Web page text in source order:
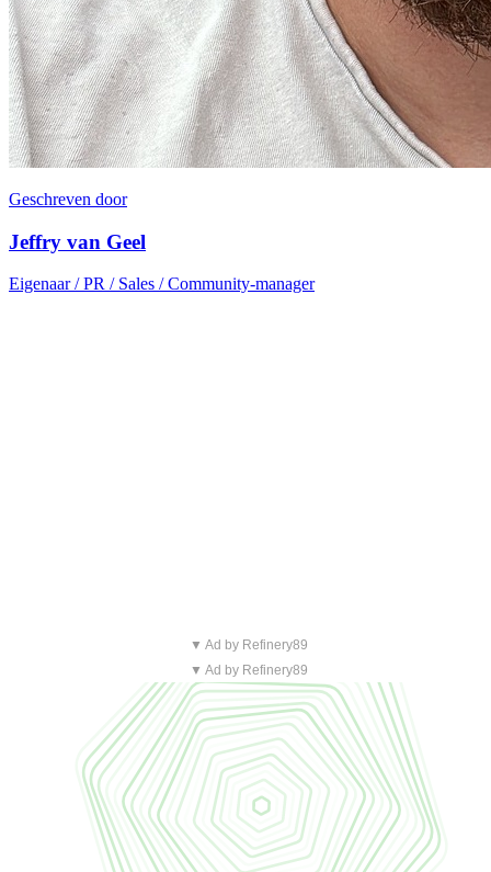
Geschreven door
Jeffry van Geel
Eigenaar / PR / Sales / Community-manager
▼ Ad by Refinery89
▼ Ad by Refinery89